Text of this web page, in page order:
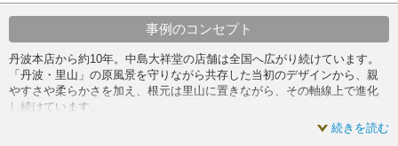
事例のコンセプト
丹波本店から約10年。中島大祥堂の店舗は全国へ広がり続けています。
「丹波・里山」の原風景を守りながら共存した当初のデザインから、親
やすさや柔らかさを加え、根元は里山に置きながら、その軸線上で進化
し続けています。
その試みとなった淀屋橋店を基に、対面販売のみの小空間へデザインを
続きを読む